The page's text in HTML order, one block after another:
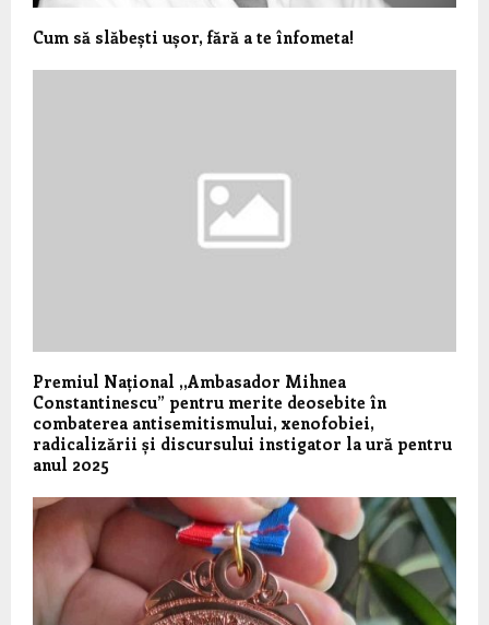
Cum să slăbești ușor, fără a te înfometa!
Premiul Național ,,Ambasador Mihnea
Constantinescu” pentru merite deosebite în
combaterea antisemitismului, xenofobiei,
radicalizării și discursului instigator la ură pentru
anul 2025